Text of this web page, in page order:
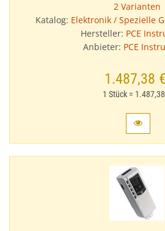
2 Varianten
Katalog: Elektronik / Spezielle
Hersteller: PCE
Anbieter: PCE
1.487,38 €
1 Stück =